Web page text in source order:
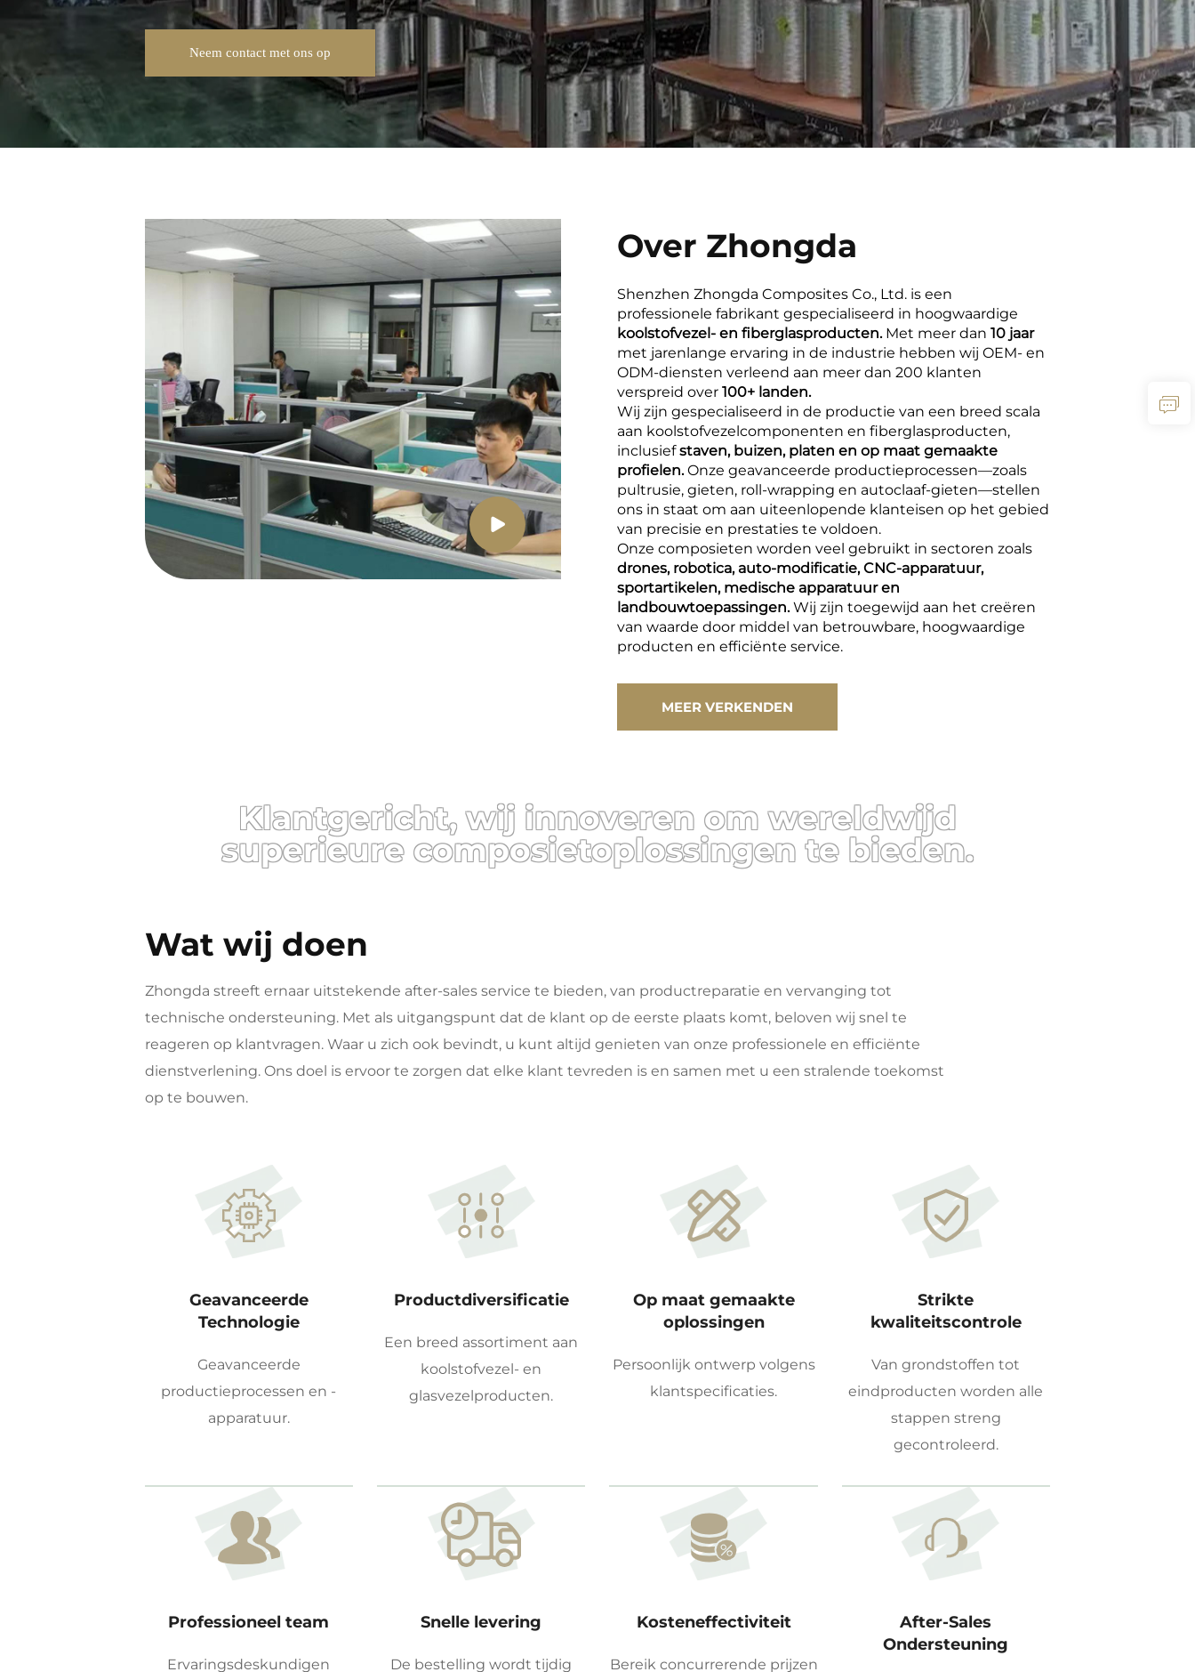
Neem contact met ons op
Over Zhongda
Shenzhen Zhongda Composites Co., Ltd. is een
professionele fabrikant gespecialiseerd in hoogwaardige
koolstofvezel- en fiberglasproducten. Met meer dan10 jaar
met jarenlange ervaring in de industrie hebben wij OEM- en
ODM-diensten verleend aan meer dan 200 klanten
verspreid over100+ landen.
Wij zijn gespecialiseerd in de productie van een breed scala
aan koolstofvezelcomponenten en fiberglasproducten,
inclusiefstaven, buizen, platen en op maat gemaakte
profielen.Onze geavanceerde productieprocessen—zoals
pultrusie, gieten, roll-wrapping en autoclaaf-gieten—stellen
ons in staat om aan uiteenlopende klanteisen op het gebied
van precisie en prestaties te voldoen.
Onze composieten worden veel gebruikt in sectoren zoals
drones, robotica, auto-modificatie, CNC-apparatuur,
sportartikelen, medische apparatuur en
landbouwtoepassingen.Wij zijn toegewijd aan het creëren
van waarde door middel van betrouwbare, hoogwaardige
producten en efficiënte service.
MEER VERKENDEN
Klantgericht, wij innoveren om wereldwijd
superieure composietoplossingen te bieden.
Wat wij doen
Zhongda streeft ernaar uitstekende after-sales service te bieden, van productreparatie en vervanging tot
technische ondersteuning. Met als uitgangspunt dat de klant op de eerste plaats komt, beloven wij snel te
reageren op klantvragen. Waar u zich ook bevindt, u kunt altijd genieten van onze professionele en efficiënte
dienstverlening. Ons doel is ervoor te zorgen dat elke klant tevreden is en samen met u een stralende toekomst
op te bouwen.
Geavanceerde
Technologie
Geavanceerde
productieprocessen en -
apparatuur.
Productdiversificatie
Een breed assortiment aan
koolstofvezel- en
glasvezelproducten.
Op maat gemaakte
oplossingen
Persoonlijk ontwerp volgens
klantspecificaties.
Strikte
kwaliteitscontrole
Van grondstoffen tot
eindproducten worden alle
stappen streng
gecontroleerd.
Professioneel team
Ervaringsdeskundigen
Snelle levering
De bestelling wordt tijdig
Kosteneffectiviteit
Bereik concurrerende prijzen
After-Sales
Ondersteuning